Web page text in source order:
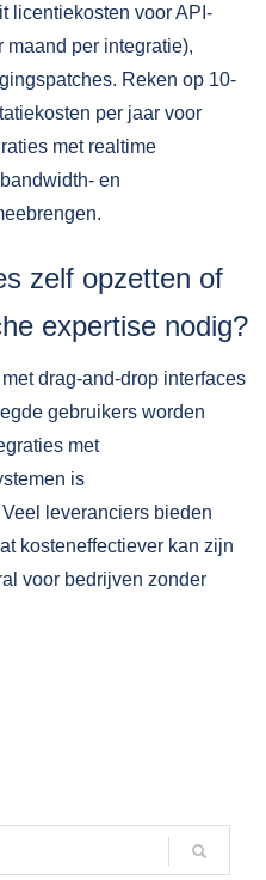
licentiekosten voor API-
maand per integratie),
Reken op 10-
per jaar voor
met realtime
en
zelf opzetten of
expertise nodig?
drag-and-drop interfaces
gebruikers worden
met
is
leveranciers bieden
kosteneffectiever kan zijn
voor bedrijven zonder